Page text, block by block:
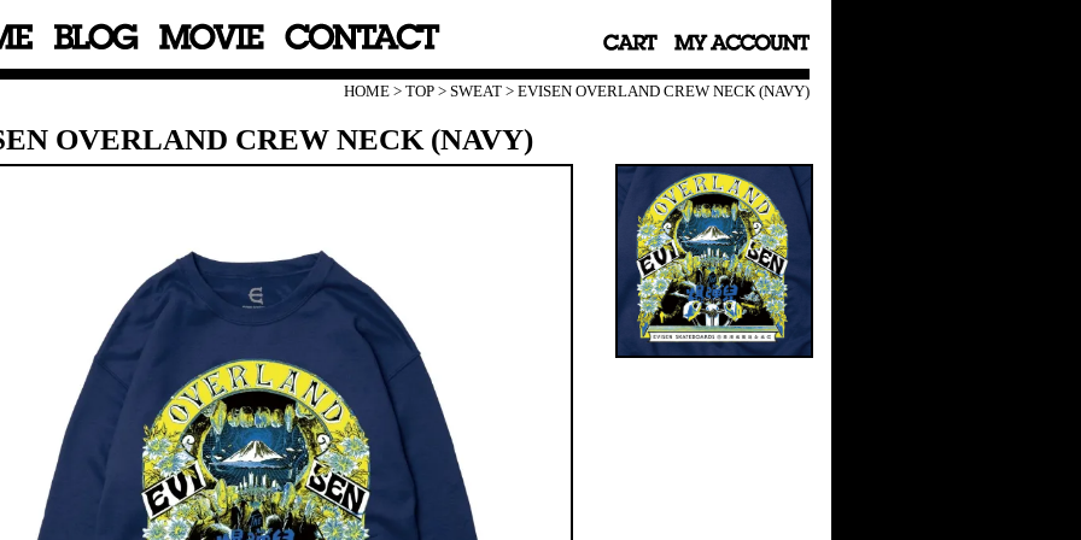
HOME > TOP > SWEAT > EVISEN OVERLAND CREW NECK (NAVY)
OVERLAND CREW NECK (NAVY)